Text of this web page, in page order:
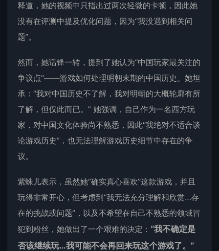
释道，她的视频中只指出过两次轻微的卡顿，因此她
没有在评测中提及优化问题，因为“我没遇到相关问
题”。
然而，她话锋一转，提到了她认为“中国玩家最关注的
争议点”——游戏如何处理明朝末期的中国历史。她坦
承：“我对中国历史不了解，我对明朝的大概轮廓有所
了解，但仅此而已。” 她强调，自己作为一名西方玩
家，对中国文化体验尚不熟悉，因此“我绝对不适合谈
论游戏历史”，也无法理解游戏历史细节中存在的争
议。
紫蛛儿表示，虽然她“确实真心喜欢”这款游戏，并且
玩得非常开心，但考虑到“我无法充分理解和欣赏…存
在的挑战或问题”，以及不希望在自己不熟悉的领域冒
犯到粉丝，她做出了一个艰难的决定： “我不确定是
否该继续玩…我可能不会再回来玩这个游戏了。”